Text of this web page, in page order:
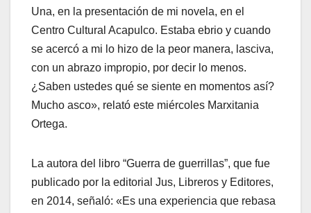
Una, en la presentación de mi novela, en el
Centro Cultural Acapulco. Estaba ebrio y cuando
se acercó a mi lo hizo de la peor manera, lasciva,
con un abrazo impropio, por decir lo menos.
¿Saben ustedes qué se siente en momentos así?
Mucho asco», relató este miércoles Marxitania
Ortega.
La autora del libro “Guerra de guerrillas”, que fue
publicado por la editorial Jus, Libreros y Editores,
en 2014, señaló: «Es una experiencia que rebasa